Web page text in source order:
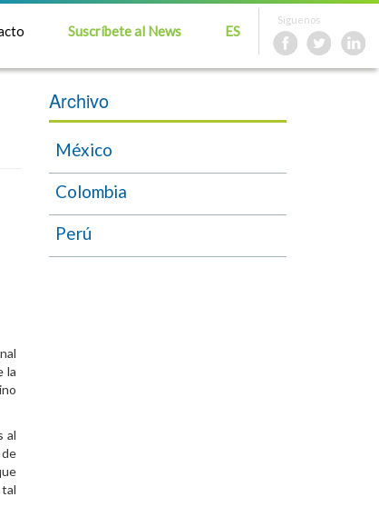
Suscríbete al News ES
Síguenos
la
al
Archivo
México
Colombia
Perú